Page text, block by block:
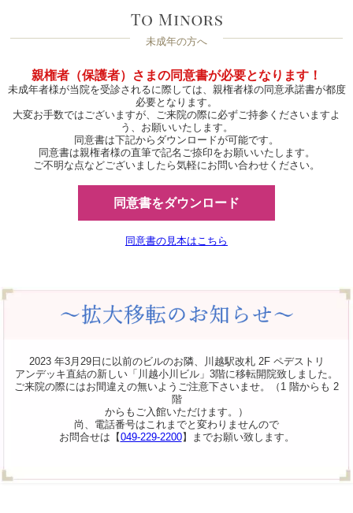
未成年の方へ
親権者（保護者）さまの同意書が必要となります！
未成年者様が当院を受診されるに際しては、親権者様の同意承諾書が都度
必要となります。
大変お手数ではございますが、ご来院の際に必ずご持参くださいますよ
う、お願いいたします。
同意書は下記からダウンロードが可能です。
同意書は親権者様の直筆で記名ご捺印をお願いいたします。
ご不明な点などございましたら気軽にお問い合わせください。
同意書をダウンロード
同意書の見本はこちら
2023 年3月29日に以前のビルのお隣、川越駅改札 2F ペデストリ
アンデッキ直結の新しい「川越小川ビル」3階に移転開院致しました。
ご来院の際にはお間違えの無いようご注意下さいませ。（1 階からも 2
階
からもご入館いただけます。）
尚、電話番号はこれまでと変わりませんので
お問合せは【049-229-2200】までお願い致します。